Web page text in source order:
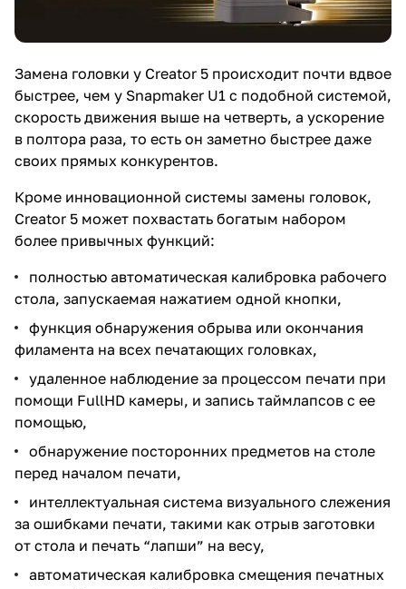
Замена головки у Creator 5 происходит почти вдвое
быстрее, чем у Snapmaker U1 с подобной системой,
скорость движения выше на четверть, а ускорение
в полтора раза, то есть он заметно быстрее даже
своих прямых конкурентов.
Кроме инновационной системы замены головок,
Creator 5 может похвастать богатым набором
более привычных функций:
полностью автоматическая калибровка рабочего
стола, запускаемая нажатием одной кнопки,
функция обнаружения обрыва или окончания
филамента на всех печатающих головках,
удаленное наблюдение за процессом печати при
помощи FullHD камеры, и запись таймлапсов с ее
помощью,
обнаружение посторонних предметов на столе
перед началом печати,
интеллектуальная система визуального слежения
за ошибками печати, такими как отрыв заготовки
от стола и печать “лапши” на весу,
автоматическая калибровка смещения печатных